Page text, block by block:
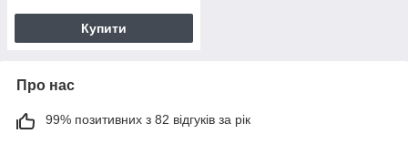
Купити
Про нас
99% позитивних з 82 відгуків за рік